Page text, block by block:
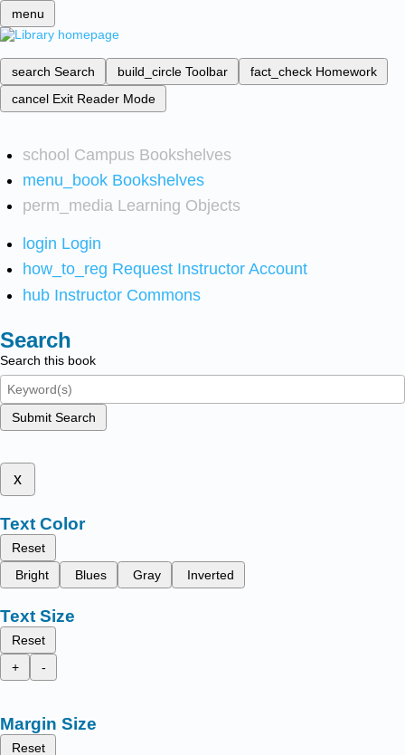
menu
search Search build_circle Toolbar fact_check Homework
cancel Exit Reader Mode
school Campus Bookshelves
menu_book Bookshelves
perm_media Learning Objects
login Login
how_to_reg Request Instructor Account
hub Instructor Commons
Search
Search this book
Submit Search
x
Text Color
Reset
Bright
Blues Gray Inverted
Text Size
Reset
+
-
Margin Size
Reset